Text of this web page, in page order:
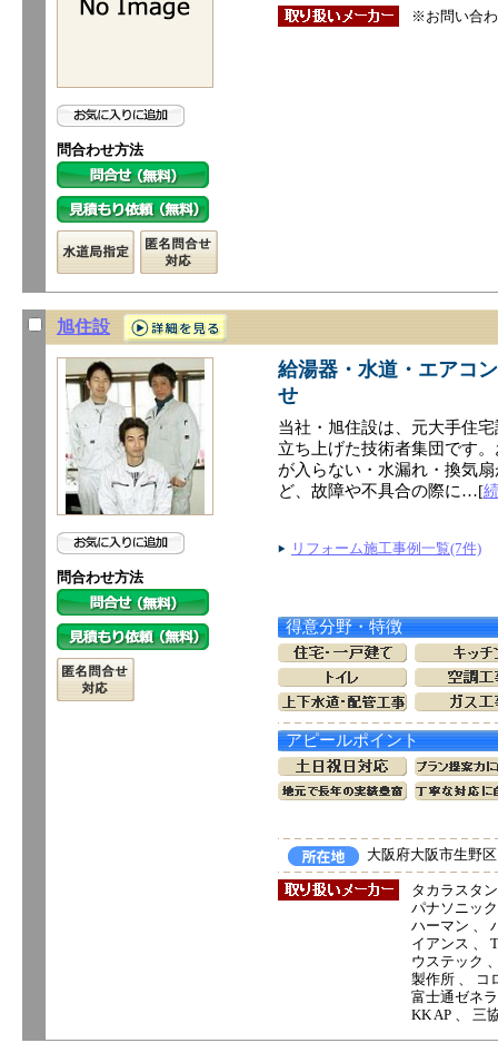
問合わせ方法
※お問い合
旭住設
問合わせ方法
給湯器・水道・エアコ
せ
当社・旭住設は、元大手住
立ち上げた技術者集団です
が入らない・水漏れ・換気
ど、故障や不具合の際に…[
リフォーム施工事例一覧(7件)
得意分野・特徴
アピールポイント
大阪府大阪市生野
タカラスタ
パナソニッ
ハーマン 、
イアンス 、
ウステック
製作所 、 コ
富士通ゼネ
KK AP 、 三